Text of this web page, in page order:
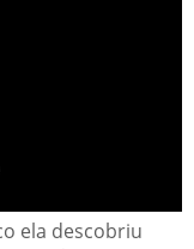
ela descobriu